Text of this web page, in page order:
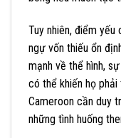
Tuy nhiên, điểm yếu
ngự vốn thiếu ổn
mạnh về thể hình,
có thể khiến họ
Cameroon cần duy
những tình huống